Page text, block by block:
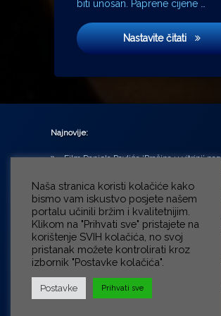
biti unosan. Paprene cijene …
Nastavite čitati
Najnovije:
Film Daniela Pavlića ‘Prašina u vitrini’
Green Montenegro International Film
U središtu Petrinje otvorena obnovljena
Hegedušić: Kultura vraćena kući, u
Od petka do nedjelje (31.7. – 2.8.2026.)
u Zagrebu otvara vrata građanima:
zaklon od toplinskog vala
‘Ni med cvetjem ni pravice’ na Aleji
“Rubikova kocka – složi svoju priču”,
potrebe da se čuje glas djece!
Naša stranica koristi kolačiće kako
bismo vam iskustvo posjete našem
portalu učinili bržim i kvalitetnijim.
Klikom na "Prihvati sve" pristajete na
korištenje SVIH kolačića, no svoj
pristanak možete kontrolirati kroz
izbornik "Postavke kolačića".
Postavke Prihvati sve